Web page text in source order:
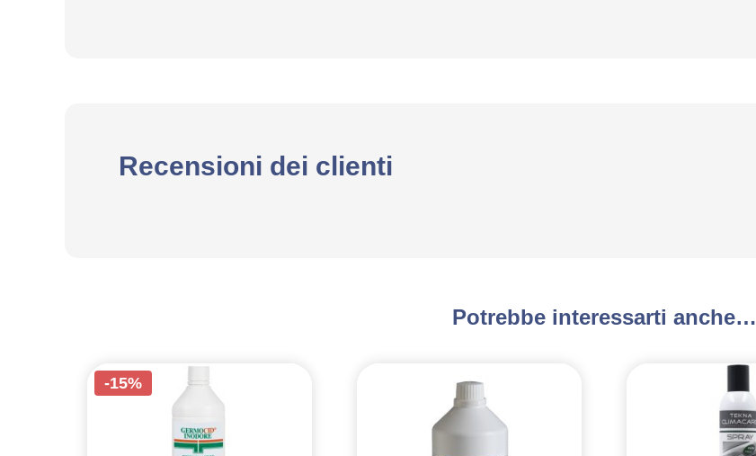
Recensioni dei clienti
Potrebbe interessarti anche…
-15%